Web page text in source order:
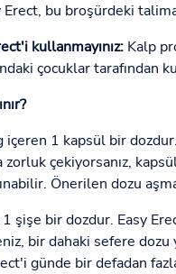
Erect, bu broşürdeki
kullanmayınız: Kalp
çocuklar tarafından
içeren 1 kapsül bir
çekiyorsanız,
Önerilen dozu
1 şişe bir dozdur. Easy
bir dahaki sefere dozu
günde bir defadan